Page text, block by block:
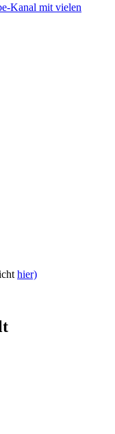
Kanal mit vielen
hier)